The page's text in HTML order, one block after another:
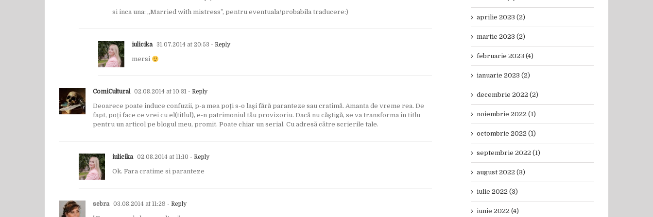
si inca una: „Married with mistress”, pentru eventuala/probabila traducere:)
iulicika 31.07.2014 at 20:53 - Reply
mersi
ComiCultural 02.08.2014 at 10:31 - Reply
Deoarece poate induce confuzii, p-a mea poți s-o lași fără paranteze sau cratimă. Amanta de vreme rea. De
fapt, poți face ce vrei cu el(titlul), e-n patrimoniul tău provizoriu. Dacă nu căștigă, se va transforma în titlu
pentru un articol pe blogul meu, promit. Poate chiar un serial. Cu adresă către scrierile tale.
iulicika 02.08.2014 at 11:10 - Reply
Ok. Fara cratime si paranteze
sebra 03.08.2014 at 11:29 - Reply
aprilie 2023 (2)
martie 2023 (2)
februarie 2023 (4)
ianuarie 2023 (2)
decembrie 2022 (2)
noiembrie 2022 (1)
octombrie 2022 (1)
septembrie 2022 (1)
august 2022 (3)
iulie 2022 (3)
iunie 2022 (4)